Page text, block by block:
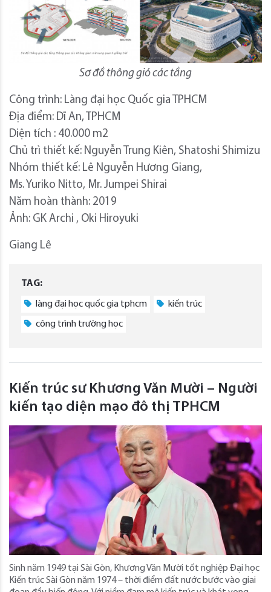
Sơ đồ thông gió các tầng
Công trình: Làng đại học Quốc gia TPHCM
Địa điểm: Dĩ An, TPHCM
Diện tích : 40.000 m2
Chủ trì thiết kế: Nguyễn Trung Kiên, Shatoshi Shimizu
Nhóm thiết kế: Lê Nguyễn Hương Giang,
Ms. Yuriko Nitto, Mr. Jumpei Shirai
Năm hoàn thành: 2019
Ảnh: GK Archi , Oki Hiroyuki
Giang Lê
TAG:
làng đại học quốc gia tphcm kiến trúc
công trình trường học
Kiến trúc sư Khương Văn Mười – Người
kiến tạo diện mạo đô thị TPHCM
Sinh năm 1949 tại Sài Gòn, Khương Văn Mười tốt nghiệp Đại học
Kiến trúc Sài Gòn năm 1974 – thời điểm đất nước bước vào giai